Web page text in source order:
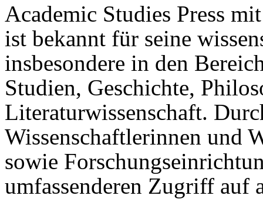
Academic Studies Press
ist bekannt für seine
insbesondere in den
Studien, Geschichte,
Literaturwissenschaft.
Wissenschaftlerinnen und
sowie
umfassenderen Zugriff auf